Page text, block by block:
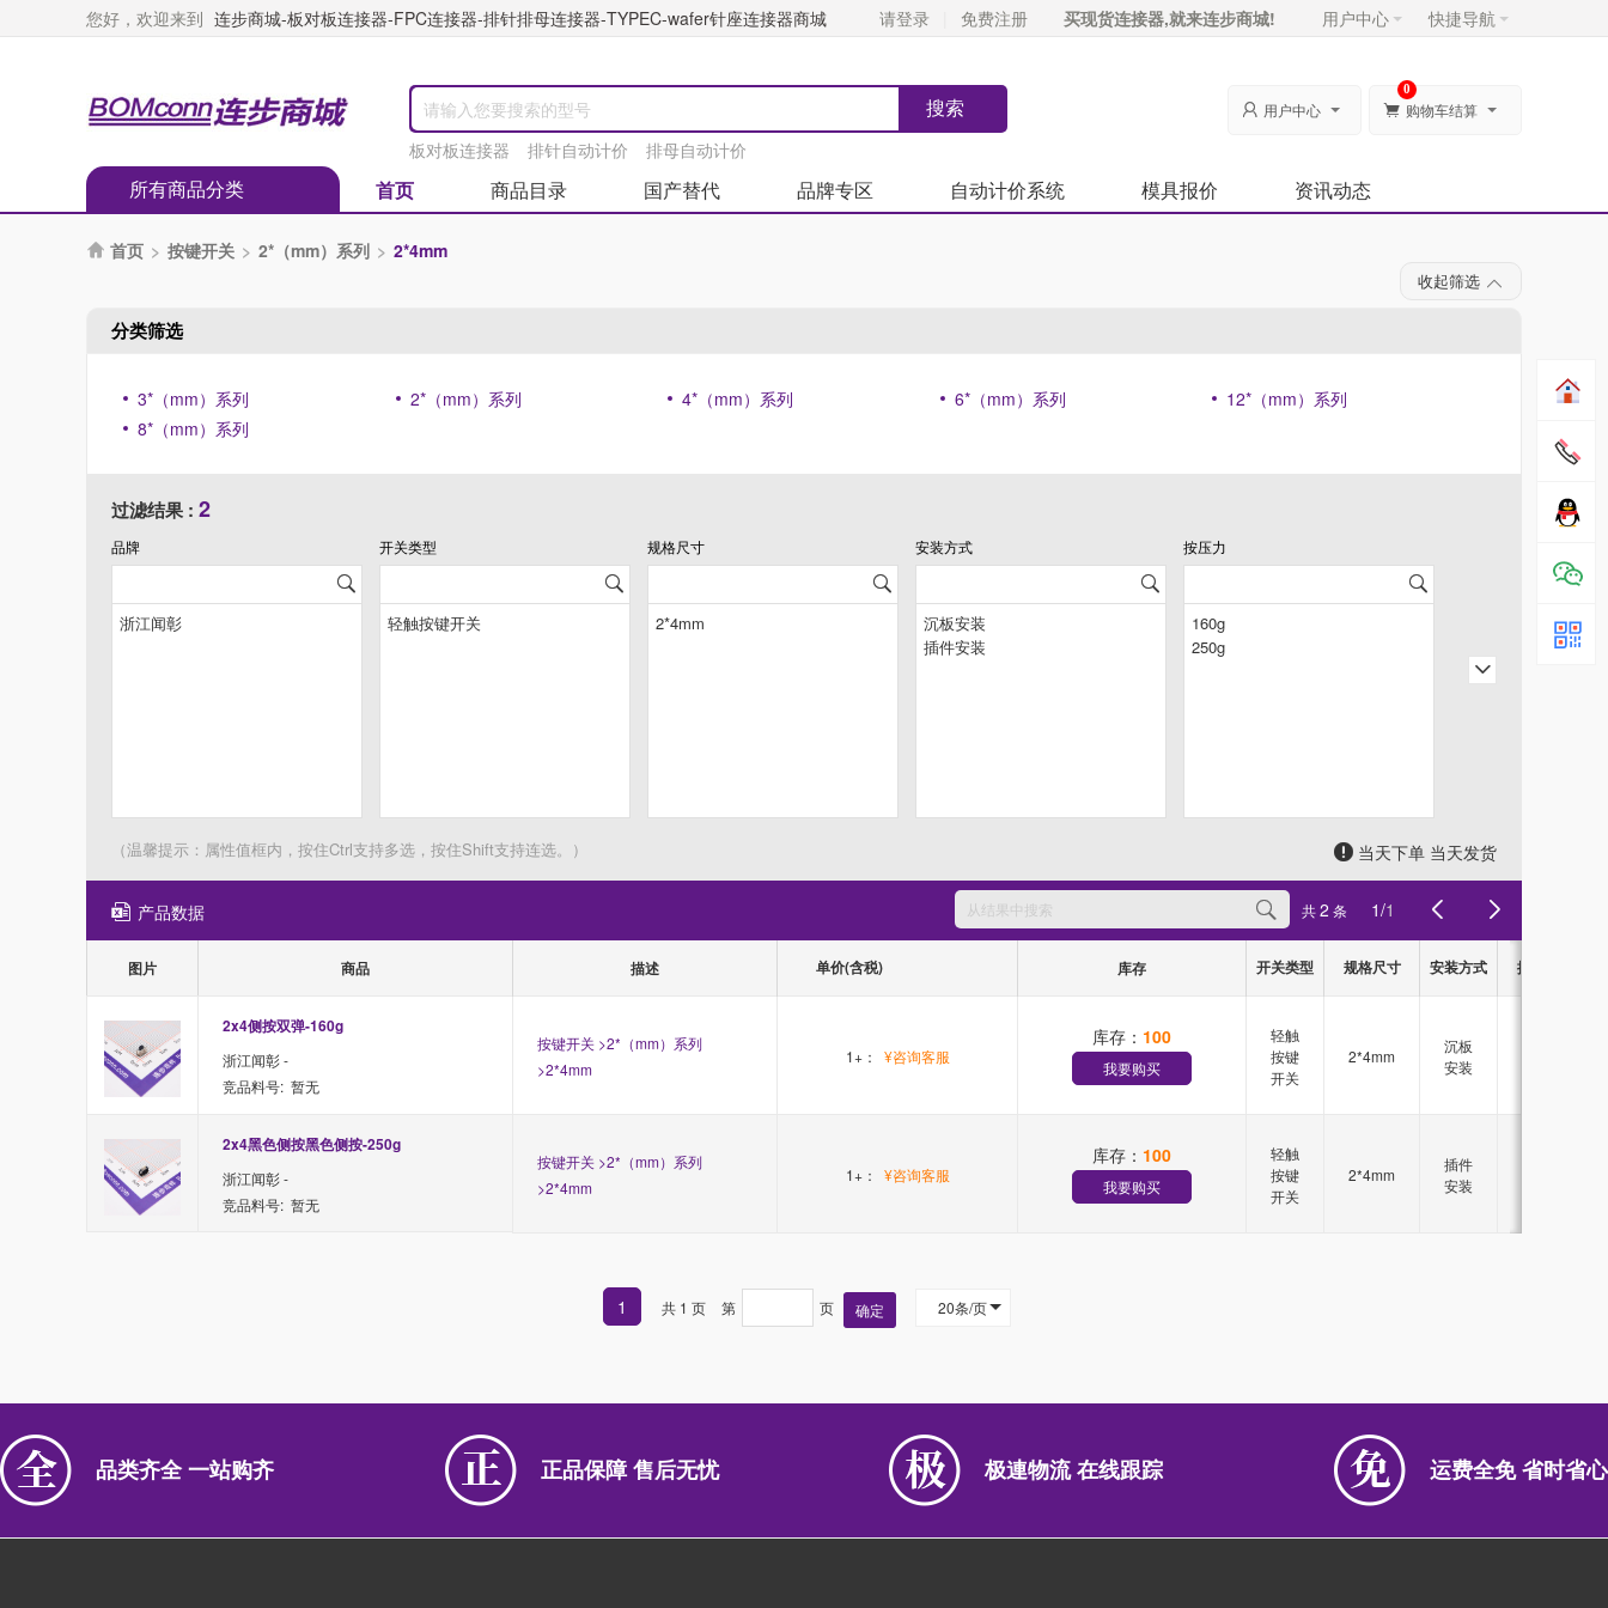
您好，欢迎来到 连步商城-板对板连接器-FPC连接器-排针排母连接器-TYPEC-wafer针座连接器商城 请登录 免费注册 买现货连接器,就来连步商城! 用户中心 快捷导航
板对板连接器 排针自动计价 排母自动计价
 用户中心  购物车结算
0
所有商品分类 首页 商品目录 国产替代 品牌专区 自动计价系统 模具报价 资讯动态
 首页 > 按键开关 > 2*（mm）系列 > 2*4mm
收起筛选
分类筛选
3*（mm）系列 2*（mm）系列 4*（mm）系列 6*（mm）系列
12*（mm）系列
8*（mm）系列
过滤结果 : 2
品牌 开关类型 规格尺寸 安装方式 按压力
（温馨提示：属性值框内，按住Ctrl支持多选，按住Shift支持连选。） 当天下单 当天发货
产品数据 共2 条 1/1
图片 商品 描述 单价(含税) 库存 开关类型 规格尺寸 安装方式 按压力
2x4侧按双弹-160g
浙江闻彰 -
竞品料号: 暂无
按键开关 >2*（mm）系列
>2*4mm
1+： ¥咨询客服
库存： 100
我要购买
轻触
按键
开关
2*4mm
沉板
安装
2x4黑色侧按黑色侧按-250g
浙江闻彰 -
竞品料号: 暂无
按键开关 >2*（mm）系列
>2*4mm
1+： ¥咨询客服
库存： 100
我要购买
轻触
按键
开关
2*4mm
插件
安装
1 共 1 页 第 页 确定 20条/页
品类齐全 一站购齐 正品保障 售后无忧 极連物流 在线跟踪 运费全免 省时省心